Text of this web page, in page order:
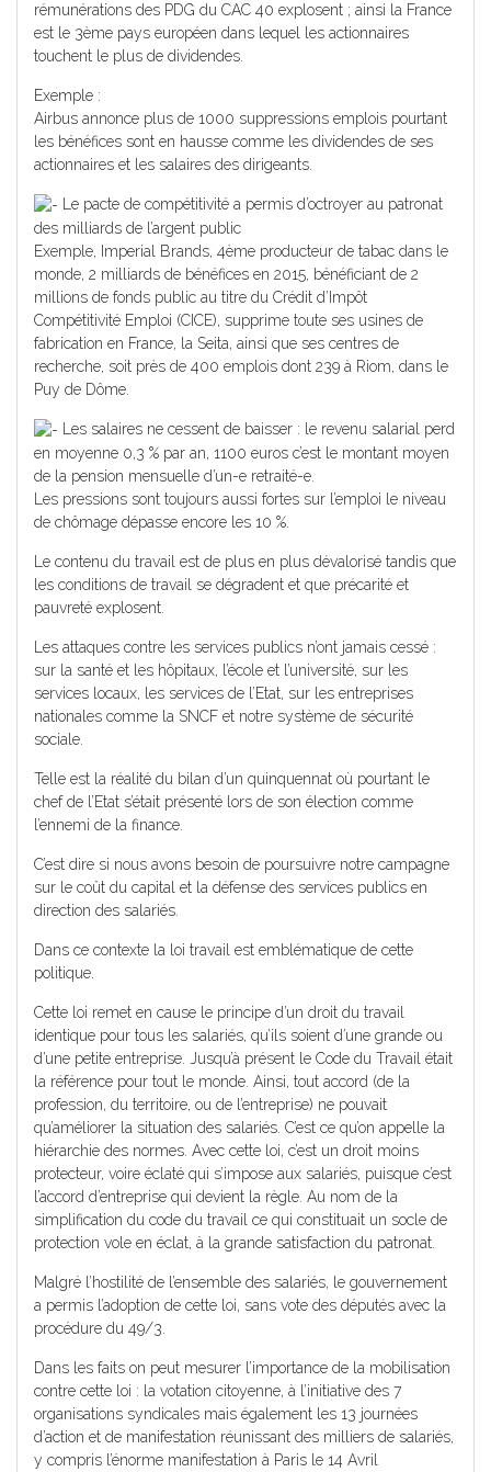
rémunérations des PDG du CAC 40 explosent ; ainsi la France
est le 3ème pays européen dans lequel les actionnaires
touchent le plus de dividendes.
Exemple :
Airbus annonce plus de 1000 suppressions emplois pourtant
les bénéfices sont en hausse comme les dividendes de ses
actionnaires et les salaires des dirigeants.
Le pacte de compétitivité a permis d’octroyer au patronat
des milliards de l’argent public
Exemple, Imperial Brands, 4ème producteur de tabac dans le
monde, 2 milliards de bénéfices en 2015, bénéficiant de 2
millions de fonds public au titre du Crédit d’Impôt
Compétitivité Emploi (CICE), supprime toute ses usines de
fabrication en France, la Seita, ainsi que ses centres de
recherche, soit près de 400 emplois dont 239 à Riom, dans le
Puy de Dôme.
Les salaires ne cessent de baisser : le revenu salarial perd
en moyenne 0,3 % par an, 1100 euros c’est le montant moyen
de la pension mensuelle d’un-e retraité-e.
Les pressions sont toujours aussi fortes sur l’emploi le niveau
de chômage dépasse encore les 10 %.
Le contenu du travail est de plus en plus dévalorisé tandis que
les conditions de travail se dégradent et que précarité et
pauvreté explosent.
Les attaques contre les services publics n’ont jamais cessé :
sur la santé et les hôpitaux, l’école et l’université, sur les
services locaux, les services de l’Etat, sur les entreprises
nationales comme la SNCF et notre système de sécurité
sociale.
Telle est la réalité du bilan d’un quinquennat où pourtant le
chef de l’Etat s’était présenté lors de son élection comme
l’ennemi de la finance.
C’est dire si nous avons besoin de poursuivre notre campagne
sur le coût du capital et la défense des services publics en
direction des salariés.
Dans ce contexte la loi travail est emblématique de cette
politique.
Cette loi remet en cause le principe d’un droit du travail
identique pour tous les salariés, qu’ils soient d’une grande ou
d’une petite entreprise. Jusqu’à présent le Code du Travail était
la référence pour tout le monde. Ainsi, tout accord (de la
profession, du territoire, ou de l’entreprise) ne pouvait
qu’améliorer la situation des salariés. C’est ce qu’on appelle la
hiérarchie des normes. Avec cette loi, c’est un droit moins
protecteur, voire éclaté qui s’impose aux salariés, puisque c’est
l’accord d’entreprise qui devient la règle. Au nom de la
simplification du code du travail ce qui constituait un socle de
protection vole en éclat, à la grande satisfaction du patronat.
Malgré l’hostilité de l’ensemble des salariés, le gouvernement
a permis l’adoption de cette loi, sans vote des députés avec la
procédure du 49/3.
Dans les faits on peut mesurer l’importance de la mobilisation
contre cette loi : la votation citoyenne, à l’initiative des 7
organisations syndicales mais également les 13 journées
d’action et de manifestation réunissant des milliers de salariés,
y compris l’énorme manifestation à Paris le 14 Avril